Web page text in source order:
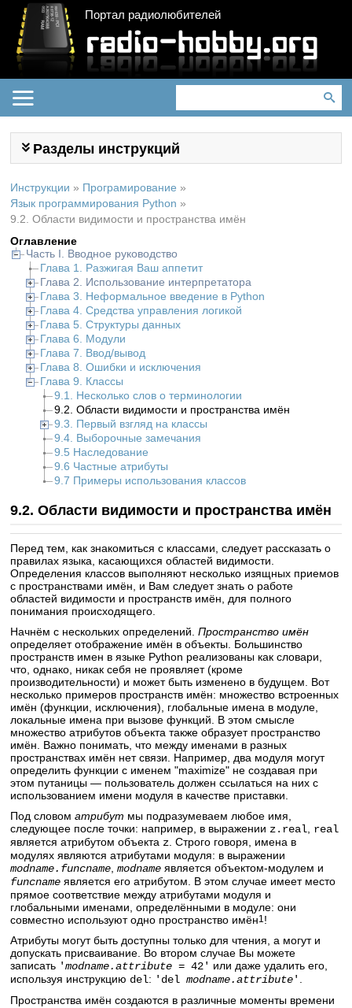
Портал радиолюбителей
Разделы инструкций
Инструкции » Програмирование »
Язык программирования Python »
9.2. Области видимости и пространства имён
Оглавление
Часть I. Вводное руководство
Глава 1. Разжигая Ваш аппетит
Глава 2. Использование интерпретатора
Глава 3. Неформальное введение в Python
Глава 4. Средства управления логикой
Глава 5. Структуры данных
Глава 6. Модули
Глава 7. Ввод/вывод
Глава 8. Ошибки и исключения
Глава 9. Классы
9.1. Несколько слов о терминологии
9.2. Области видимости и пространства имён
9.3. Первый взгляд на классы
9.4. Выборочные замечания
9.5 Наследование
9.6 Частные атрибуты
9.7 Примеры использования классов
9.2. Области видимости и пространства имён
Перед тем, как знакомиться с классами, следует рассказать о
правилах языка, касающихся областей видимости.
Определения классов выполняют несколько изящных приемов
с пространствами имён, и Вам следует знать о работе
областей видимости и пространств имён, для полного
понимания происходящего.
Начнём с нескольких определений.Пространство имён
определяет отображение имён в объекты. Большинство
пространств имен в языке Python реализованы как словари,
что, однако, никак себя не проявляет (кроме
производительности) и может быть изменено в будущем. Вот
несколько примеров пространств имён: множество встроенных
имён (функции, исключения), глобальные имена в модуле,
локальные имена при вызове функций. В этом смысле
множество атрибутов объекта также образует пространство
имён. Важно понимать, что между именами в разных
пространствах имён нет связи. Например, два модуля могут
определить функции с именем "maximize" не создавая при
этом путаницы — пользователь должен ссылаться на них с
использованием имени модуля в качестве приставки.
Под словоматрибут мы подразумеваем любое имя,
следующее после точки: например, в выражении z.real real
является атрибутом объекта z . Строго говоря, имена в
модулях являются атрибутами модуля: в выражении
modname.funcname ,modname является объектом-модулем и
funcname является его атрибутом. В этом случае имеет место
прямое соответствие между атрибутами модуля и
глобальными именами, определёнными в модуле: они
совместно используют одно пространство имён1 !
Атрибуты могут быть доступны только для чтения, а могут и
допускать присваивание. Во втором случае Вы можете
записать 'modname.attribute = 42' или даже удалить его,
используя инструкцию del: 'delmodname.attribute'
Пространства имён создаются в различные моменты времени